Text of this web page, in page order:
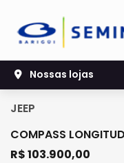
Nossas lojas
JEEP
COMPASS
R$ 103.900,00